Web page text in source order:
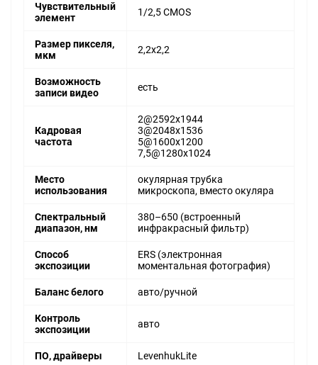
Чувствительный
элемент
1/2,5 CMOS
Размер пикселя,
мкм
2,2x2,2
Возможность
записи видео
есть
Кадровая
частота
2@2592x1944
3@2048x1536
5@1600x1200
7,5@1280x1024
Место
использования
окулярная трубка
микроскопа, вместо окуляра
Спектральный
диапазон, нм
380–650 (встроенный
инфракрасный фильтр)
Способ
экспозиции
ERS (электронная
моментальная фотография)
Баланс белого авто/ручной
Контроль
экспозиции
авто
ПО, драйверы LevenhukLite